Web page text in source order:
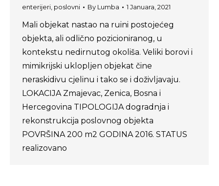
enterijeri, poslovni By Lumba 1 Januara, 2021
Mali objekat nastao na ruini postojećeg
objekta, ali odlično pozicioniranog, u
kontekstu nedirnutog okoliša. Veliki borovi i
mimikrijski uklopljen objekat čine
neraskidivu cjelinu i tako se i doživljavaju.
LOKACIJA Zmajevac, Zenica, Bosna i
Hercegovina TIPOLOGIJA dogradnja i
rekonstrukcija poslovnog objekta
POVRŠINA 200 m2 GODINA 2016. STATUS
realizovano